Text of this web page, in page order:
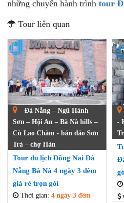
những chuyến hành trình tour
Tour liên quan
Đà Nẵng – Ngũ Hành
Sơn – Hội An – Bà Nà hills –
Cù Lao Chàm - bán đảo Sơn
Trà – chợ Hàn
Tour du lịch Đồng Nai Đà
Nẵng Bà Nà 4 ngày 3 đêm
giá rẻ trọn gói
Thời gian: 4 ngày 3 đêm
-